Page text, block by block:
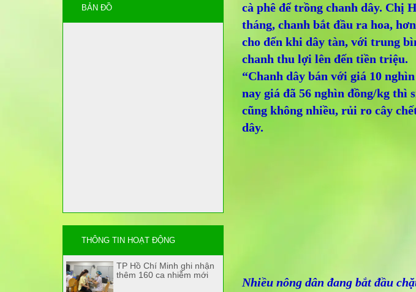
BẢN ĐỒ
THÔNG TIN HOẠT ĐỘNG
TP Hồ Chí Minh ghi nhận
thêm 160 ca nhiễm mới
cà phê để trồng chanh dây. Chị
tháng, chanh bắt đầu ra hoa,
cho đến khi dây tàn, với trung
chanh thu lợi lên đến tiền triệu.
“Chanh dây bán với giá 10
nay giá đã 56 nghìn đồng/kg thì
cũng không nhiều, rủi ro cây
dây.
Nhiều nông dân đang bắt đầu